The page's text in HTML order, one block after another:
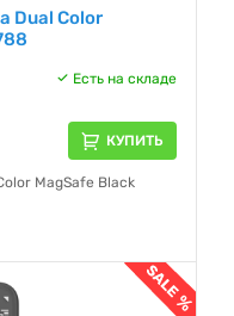
Dual Color
Есть на складе
КУПИТЬ
MagSafe Black